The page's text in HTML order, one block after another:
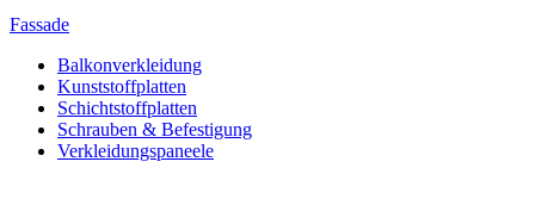
Fassade
Balkonverkleidung
Kunststoffplatten
Schichtstoffplatten
Schrauben & Befestigung
Verkleidungspaneele